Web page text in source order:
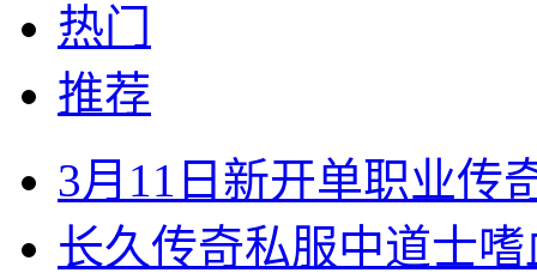
热门
推荐
3月11日新开单职业传
长久传奇私服中道士